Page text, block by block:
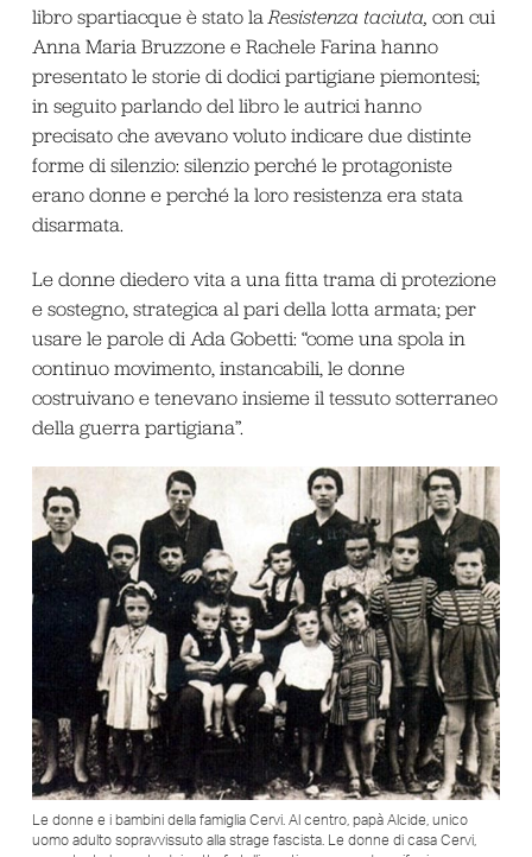
libro spartiacque è stato laResistenza taciuta, con cui
Anna Maria Bruzzone e Rachele Farina hanno
presentato le storie di dodici partigiane piemontesi;
in seguito parlando del libro le autrici hanno
precisato che avevano voluto indicare due distinte
forme di silenzio: silenzio perché le protagoniste
erano donne e perché la loro resistenza era stata
disarmata.
Le donne diedero vita a una fitta trama di protezione
e sostegno, strategica al pari della lotta armata; per
usare le parole di Ada Gobetti: “come una spola in
continuo movimento, instancabili, le donne
costruivano e tenevano insieme il tessuto sotterraneo
della guerra partigiana”.
Le donne e i bambini della famiglia Cervi. Al centro, papà Alcide, unico
uomo adulto sopravvissuto alla strage fascista. Le donne di casa Cervi,